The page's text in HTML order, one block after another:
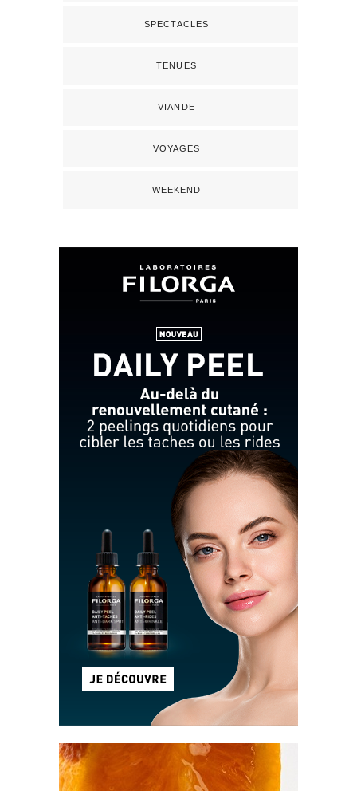
SPECTACLES
TENUES
VIANDE
VOYAGES
WEEKEND